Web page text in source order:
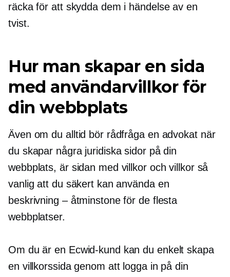
räcka för att skydda dem i händelse av en
tvist.
Hur man skapar en sida
med användarvillkor för
din webbplats
Även om du alltid bör rådfråga en advokat när
du skapar några juridiska sidor på din
webbplats, är sidan med villkor och villkor så
vanlig att du säkert kan använda en
beskrivning – åtminstone för de flesta
webbplatser.
Om du är en Ecwid-kund kan du enkelt skapa
en villkorssida genom att logga in på din